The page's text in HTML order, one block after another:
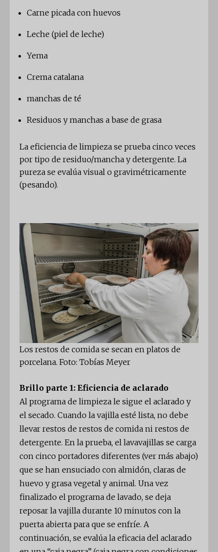
Carne picada con huevos
Leche (piel de leche)
Yema
Crema catalana
manchas de té
Residuos y manchas a base de grasa
La eficiencia de limpieza se prueba cinco veces
por tipo de residuo/mancha y detergente. La
pureza se evalúa visual o gravimétricamente
(pesando).
Los restos de comida se secan en platos de
porcelana. Foto: Tobías Meyer
Brillo parte 1: Eficiencia de aclarado
Al programa de limpieza le sigue el aclarado y
el secado. Cuando la vajilla esté lista, no debe
llevar restos de restos de comida ni restos de
detergente. En la prueba, el lavavajillas se carga
con cinco portadores diferentes (ver más abajo)
que se han ensuciado con almidón, claras de
huevo y grasa vegetal y animal. Una vez
finalizado el programa de lavado, se deja
reposar la vajilla durante 10 minutos con la
puerta abierta para que se enfríe. A
continuación, se evalúa la eficacia del aclarado